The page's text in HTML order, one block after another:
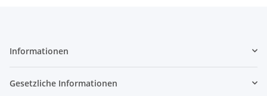
Informationen
Gesetzliche Informationen